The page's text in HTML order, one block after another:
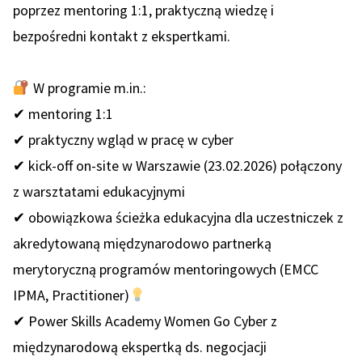
poprzez mentoring 1:1, praktyczną wiedzę i
bezpośredni kontakt z ekspertkami.
W programie m.in.:
✔ mentoring 1:1
✔ praktyczny wgląd w pracę w cyber
✔ kick-off on-site w Warszawie (23.02.2026) połączony
z warsztatami edukacyjnymi
✔ obowiązkowa ścieżka edukacyjna dla uczestniczek z
akredytowaną międzynarodowo partnerką
merytoryczną programów mentoringowych (EMCC
IPMA, Practitioner)
✔ Power Skills Academy Women Go Cyber z
międzynarodową ekspertką ds. negocjacji